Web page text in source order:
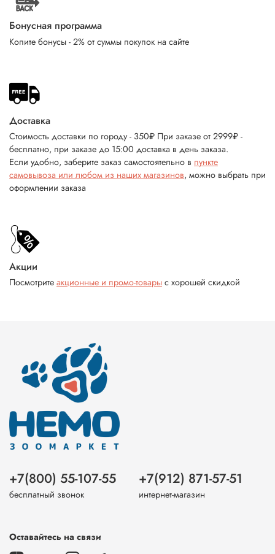
Бонусная программа
Копите бонусы - 2% от суммы покупок на сайте
Доставка
Стоимость доставки по городу - 350₽ При заказе от 2999₽ -
бесплатно, при заказе до 15:00 доставка в день заказа.
Если удобно, заберите заказ самостоятельно в пункте
самовывоза или любом из наших магазинов, можно выбрать при
оформлении заказа
Акции
Посмотрите акционные и промо-товары с хорошей скидкой
+7(800) 55-107-55
бесплатный звонок
+7(912) 871-57-51
интернет-магазин
Оставайтесь на связи